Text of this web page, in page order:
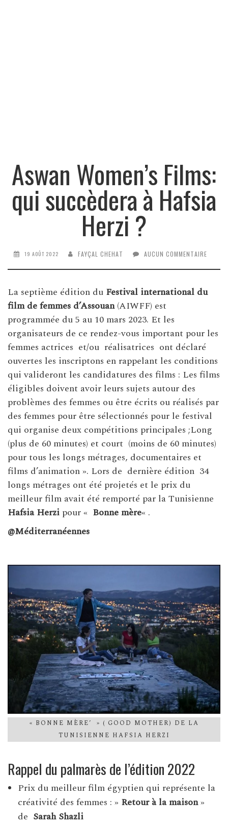
Aswan Women’s Films:
qui succèdera à Hafsia
Herzi ?
19 AOÛT 2022 FAYÇAL CHEHAT AUCUN COMMENTAIRE
La septième édition du Festival international du
film de femmes d’Assouan(AIWFF) est
programmée du 5 au 10 mars 2023. Et les
organisateurs de ce rendez-vous important pour les
femmes actrices et/ou réalisatrices ont déclaré
ouvertes les inscriptons en rappelant les conditions
qui valideront les candidatures des films : Les films
éligibles doivent avoir leurs sujets autour des
problèmes des femmes ou être écrits ou réalisés par
des femmes pour être sélectionnés pour le festival
qui organise deux compétitions principales ;Long
(plus de 60 minutes) et court (moins de 60 minutes)
pour tous les longs métrages, documentaires et
films d’animation ». Lors de dernière édition 34
longs métrages ont été projetés et le prix du
meilleur film avait été remporté par la Tunisienne
Hafsia Herzi pour « Bonne mère« .
@Méditerranéennes
« BONNE MÈRE’ » ( GOOD MOTHER) DE LA
TUNISIENNE HAFSIA HERZI
Rappel du palmarès de l’édition 2022
Prix du meilleur film égyptien qui représente la
créativité des femmes : » Retour à la maison»
de Sarah Shazli